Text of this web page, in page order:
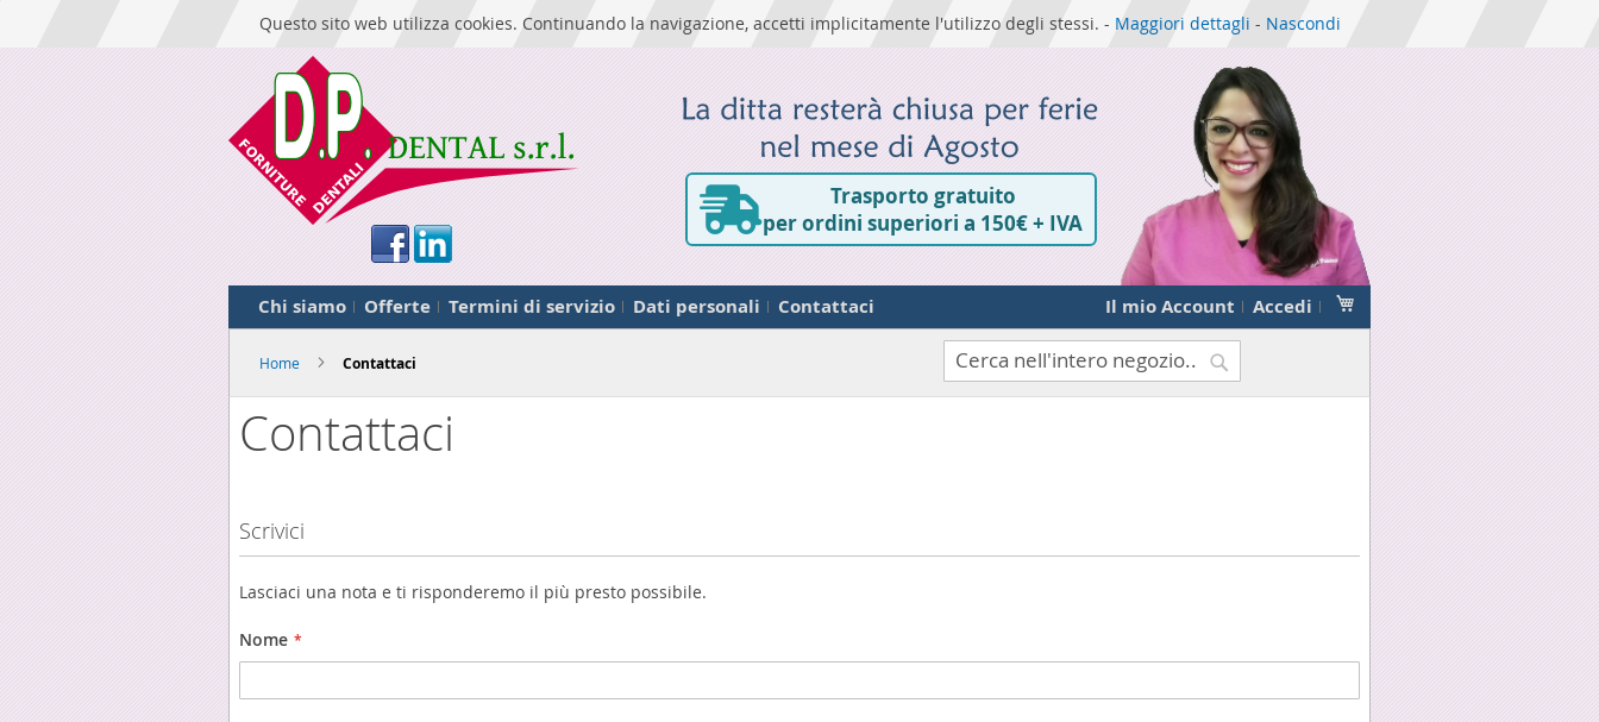
Questo sito web utilizza cookies. Continuando la navigazione, accetti implicitamente l'utilizzo degli stessi. - Maggiori dettagli - Nascondi
Trasporto gratuito
per ordini superiori a 150€ + IVA
Chi siamo Offerte Termini di servizio Dati personali Contattaci Il mio Account Accedi
Home Contattaci
Contattaci
Scrivici
Lasciaci una nota e ti risponderemo il più presto possibile.
Nome